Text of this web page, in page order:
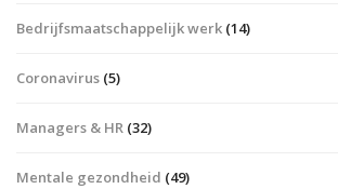
Bedrijfsmaatschappelijk werk (14)
Coronavirus (5)
Managers & HR (32)
Mentale gezondheid (49)